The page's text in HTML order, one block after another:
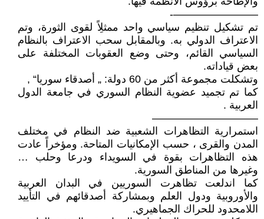
————————-
تم تشكيل تنظيم سياسي واحد ممثلِاً لقوى الثورة، وتم
الاعتراف الدولي به. وبالمقابل سحب الاعتراف بالنظام
السياسي القائم، وحتى وضع العقوبات المختلفة على
بعض قياداته.
وتشكلت مجموعة أكثر من 60 دولة: „ أصدقاء سوريا“ ,
كما تم تجميد عضوية النظام السوري في جامعة الدول
العربية .
——————————
استمرارية التظاهرات الشعبية ضد النظام في مختلف
المدن والقرى ، حسب الإمكانيات المتاحة. ومؤخراً عادت
هذه التظاهرات بقوة في السويداء ودرعا وحلب …
وغيرها من المناطق السورية.
كما اندلعت تظاهرت السوريين في البدان العربية
والأوروبية ودول العلم وبمشاركة أصدقائهم في التأييد
اللامحدود للحراك الجماهيري.